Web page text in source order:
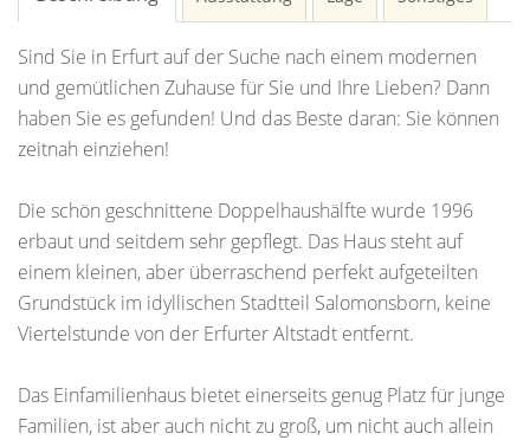
Sind Sie in Erfurt auf der Suche nach einem modernen
und gemütlichen Zuhause für Sie und Ihre Lieben? Dann
haben Sie es gefunden! Und das Beste daran: Sie können
zeitnah einziehen!
Die schön geschnittene Doppelhaushälfte wurde 1996
erbaut und seitdem sehr gepflegt. Das Haus steht auf
einem kleinen, aber überraschend perfekt aufgeteilten
Grundstück im idyllischen Stadtteil Salomonsborn, keine
Viertelstunde von der Erfurter Altstadt entfernt.
Das Einfamilienhaus bietet einerseits genug Platz für junge
Familien, ist aber auch nicht zu groß, um nicht auch allein